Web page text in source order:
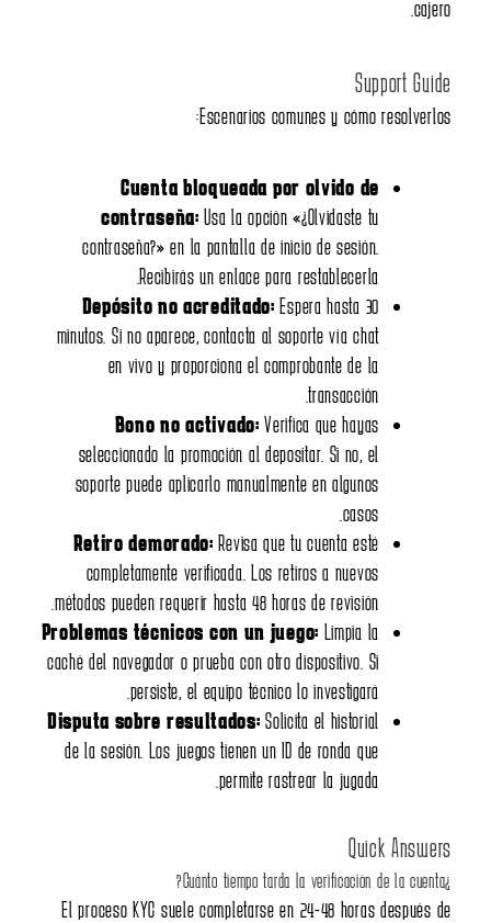
Cuenta
contraseña:
contraseña?» en la
Depósito no
minutos. Si no aparece,
en vivo y
Bono no
seleccionado la
soporte puede aplicarlo
Retiro demorado:
completamente
métodos pueden requerir
Problemas técnicos
caché del navegador o
Disputa sobre
de la sesión. Los juegos
El proceso KYC suele